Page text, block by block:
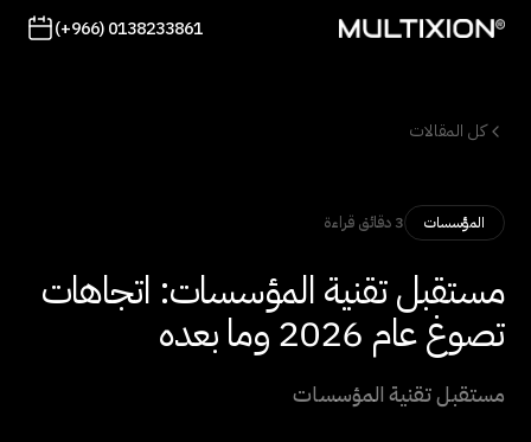
(+966) 0138233861
كل المقالات
المؤسسات 3 دقائق قراءة
مستقبل تقنية المؤسسات: اتجاهات
تصوغ عام 2026 وما بعده
مستقبل تقنية المؤسسات